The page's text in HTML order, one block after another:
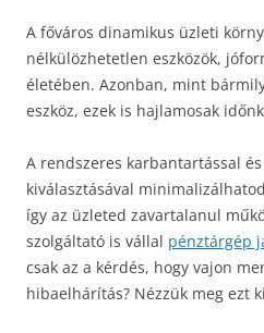
A főváros dinamikus üzleti
nélkülözhetetlen eszközök,
életében. Azonban, mint
eszköz, ezek is hajlamosak
A rendszeres karbantartással
kiválasztásával
így az üzleted zavartalanul
szolgáltató is vállal pénztárgép
csak az a kérdés, hogy vajon
hibaelhárítás? Nézzük meg ezt